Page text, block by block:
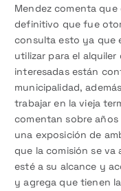
Mendez comenta
definitivo que fue
consulta esto ya que
utilizar para el
interesadas están
municipalidad,
trabajar en la vieja
comentan sobre
una exposición de
que la comisión se
esté a su alcance y
y agrega que tienen